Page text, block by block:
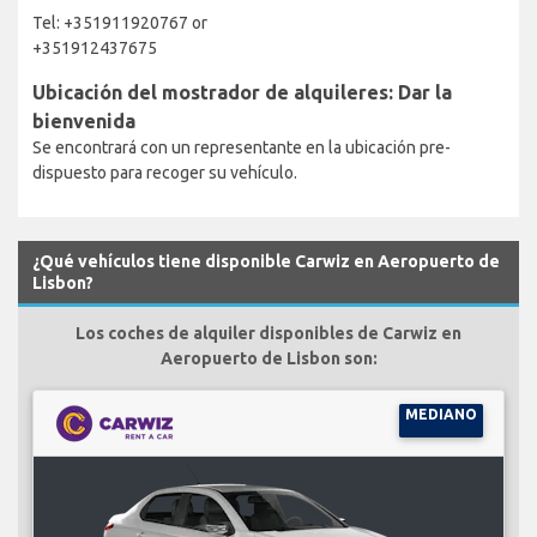
Tel: +351911920767 or
+351912437675
Ubicación del mostrador de alquileres: Dar la
bienvenida
Se encontrará con un representante en la ubicación pre-
dispuesto para recoger su vehículo.
¿Qué vehículos tiene disponible Carwiz en Aeropuerto de
Lisbon?
Los coches de alquiler disponibles de Carwiz en
Aeropuerto de Lisbon son:
MEDIANO